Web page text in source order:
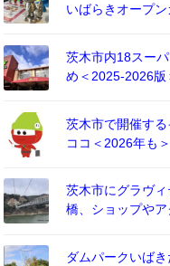
いばらきオープ
茨木市内18スー
め＜2025-2026版
茨木市で開催す
ココ＜2026年も＞
茨木市にグラヴ
橋、ショップやア
ダムパークいば